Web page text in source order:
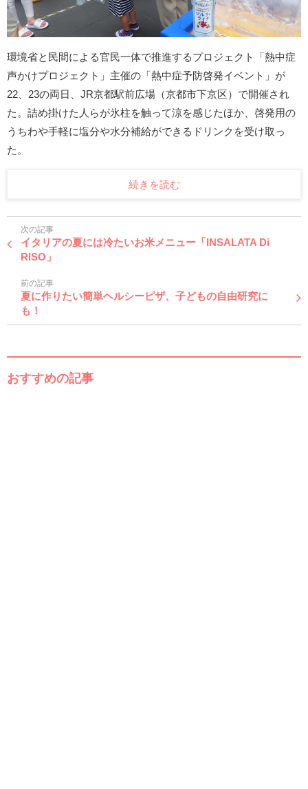
環境省と民間による官民一体で推進するプロジェクト「熱中症
声かけプロジェクト」主催の「熱中症予防啓発イベント」が
22、23の両日、JR京都駅前広場（京都市下京区）で開催され
た。詰め掛けた人らが氷柱を触って涼を感じたほか、啓発用の
うちわや手軽に塩分や水分補給ができるドリンクを受け取っ
た。
続きを読む
次の記事
イタリアの夏には冷たいお米メニュー「INSALATA Di
RISO」
前の記事
夏に作りたい簡単ヘルシーピザ、子どもの自由研究に
も！
おすすめの記事